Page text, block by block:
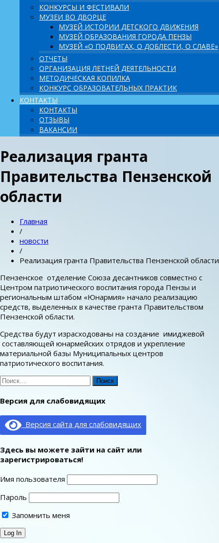
КОНКУРСЫ И ФЕСТИВАЛИ
МУЗЕИ ВО ДВОРЦЕ
МУЗЕЙ ИСТОРИИ ДЕТСКОГО ДВИЖЕНИЯ
МУЗЕЙ ОБРАЗОВАНИЯ ГОРОДА ПЕНЗЫ
МУЗЕЙ «О ПОДВИГАХ, О ДОБЛЕСТИ, О СЛАВЕ»
ОТЧЕТЫ
ОРГАНИЗАЦИЯ ЛЕТНЕЙ ДЕЯТЕЛЬНОСТИ
МЕТОДИЧЕСКАЯ КОПИЛКА
КОНКУРС ОБРАЗОВАТЕЛЬНЫХ ПРАКТИК
КОНТАКТЫ
КОНТАКТЫ
ОТЗЫВЫ
ВАКАНСИИ
Реализация гранта
Правительства Пензенской
области
Главная
/
новости
/
Реализация гранта Правительства Пензенской области
Пензенское отделение Союза десантников совместно с
Центром патриотического воспитания города Пензы и
региональным штабом «Юнармия» начало реализацию
средств, выделенных в качестве гранта Правительством
Пензенской области.
Средства будут израсходованы на создание имиджевой
составляющей юнармейских отрядов и укрепление
материальной базы Муниципальных центров
патриотического воспитания.
Найти:
Версия для слабовидящих
Версия сайта для слабовидящих
Здесь вы можете зайти на сайт или
зарегистрироваться!
Имя пользователя
Пароль
Запомнить меня